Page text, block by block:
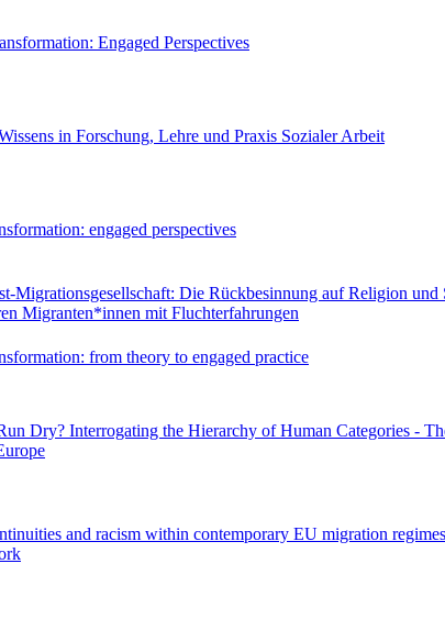
Engaged Perspectives
in Forschung, Lehre und Praxis Sozialer Arbeit
engaged perspectives
Migrationsgesellschaft: Die Rückbesinnung auf Religion und
Migranten*innen mit Fluchterfahrungen
from theory to engaged practice
Dry? Interrogating the Hierarchy of Human Categories -
and racism within contemporary EU migration